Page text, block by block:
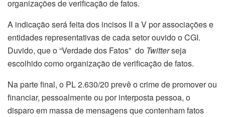
organizações de verificação de fatos.
A indicação será feita dos incisos II a V por associações e
entidades representativas de cada setor ouvido o CGI.
Duvido, que o “Verdade dos Fatos” do Twitterseja
escolhido como organização de verificação de fatos.
Na parte final, o PL 2.630/20 prevê o crime de promover ou
financiar, pessoalmente ou por interposta pessoa, o
disparo em massa de mensagens que contenham fatos